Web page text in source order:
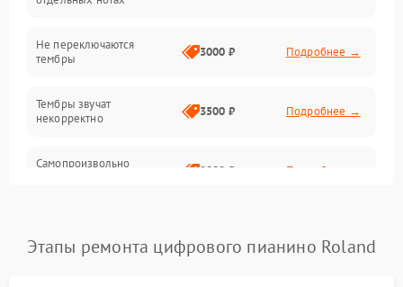
Аудио
Оптика
Не переключаются
тембры
3000 ₽ Подробнее →
Тембры звучат
некорректно
3500 ₽ Подробнее →
Самопроизвольно
2800 ₽ Подробнее →
Этапы ремонта цифрового пианино Roland